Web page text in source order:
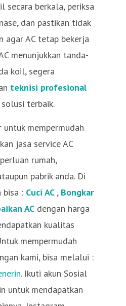
secara berkala, periksa
dan pastikan tidak
agar AC tetap bekerja
menunjukkan tanda-
koil, segera
teknisi profesional
terbaik.
untuk mempermudah
jasa service AC
rumah,
pabrik anda. Di
bisa : Cuci AC , Bongkar
AC dengan harga
kualitas
mempermudah
kami, bisa melalui :
. Ikuti akun Sosial
untuk mendapatkan